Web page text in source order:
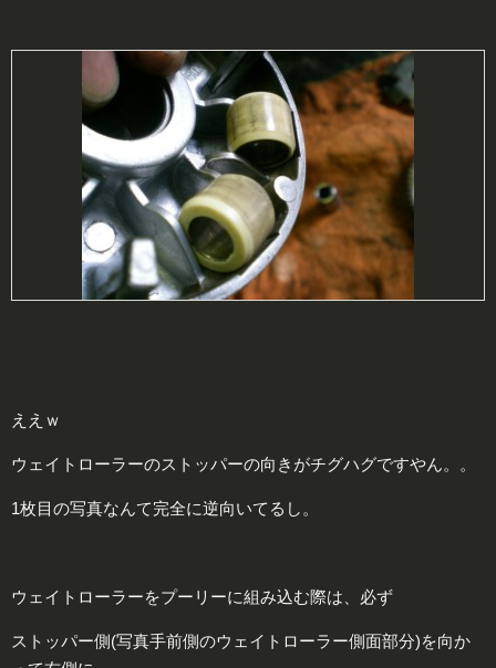
ええｗ
ウェイトローラーのストッパーの向きがチグハグですやん。。
1枚目の写真なんて完全に逆向いてるし。
ウェイトローラーをプーリーに組み込む際は、必ず
ストッパー側(写真手前側のウェイトローラー側面部分)を向か